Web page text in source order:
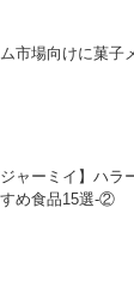
市場向けに菓子
ジャーミイ】ハ
め食品15選-②